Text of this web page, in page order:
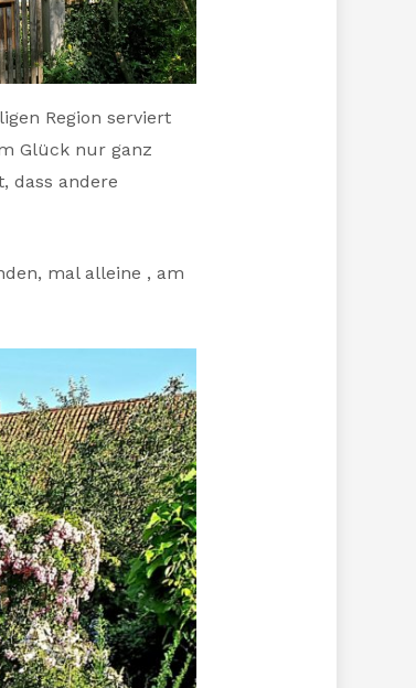
Region serviert
Glück nur ganz
dass andere
mal alleine , am